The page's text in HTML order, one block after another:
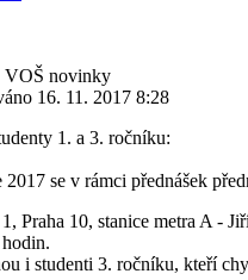
VOŠ novinky
16. 11. 2017 8:28
1. a 3. ročníku:
se v rámci přednášek
Praha 10, stanice metra A -
i studenti 3. ročníku, kteří